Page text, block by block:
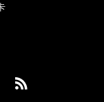
YouTube